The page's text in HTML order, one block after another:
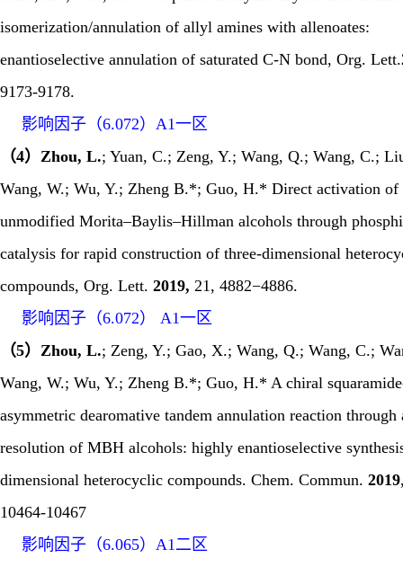
isomerization/annulation of allyl amines with allenoates:
enantioselective annulation of saturated C-N bond, Org. Lett.
9173-9178.
影响因子（6.072） A1一区
（4）Zhou, L.; Yuan, C.; Zeng, Y.; Wang, Q.; Wang, C.;
Wang, W.; Wu, Y.; Zheng B.*; Guo, H.* Direct activation of
unmodified Morita–Baylis–Hillman alcohols through
catalysis for rapid construction of three-dimensional
compounds, Org. Lett. 2019, 21, 4882−4886.
影响因子（6.072） A1一区
（5）Zhou, L.; Zeng, Y.; Gao, X.; Wang, Q.; Wang, C.;
Wang, W.; Wu, Y.; Zheng B.*; Guo, H.* A chiral
asymmetric dearomative tandem annulation reaction through
resolution of MBH alcohols: highly enantioselective
dimensional heterocyclic compounds. Chem. Commun. 2019
10464-10467
影响因子（6.065） A1二区